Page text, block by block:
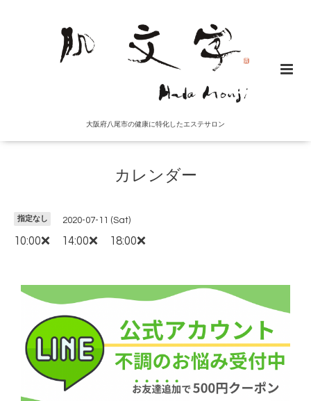
大阪府八尾市の健康に特化したエステサロン
カレンダー
指定なし 2020-07-11 (Sat)
10:00❌ 14:00❌ 18:00❌